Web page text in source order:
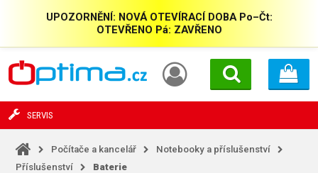
UPOZORNĚNÍ: NOVÁ OTEVÍRACÍ DOBA Po–Čt:
OTEVŘENO Pá: ZAVŘENO
SERVIS
Počítače a kancelář
Notebooky a příslušenství
Příslušenství
Baterie